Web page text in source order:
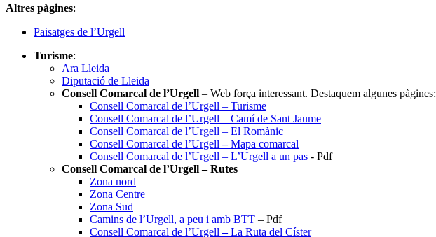
Altres pàgines:
Paisatges de l’Urgell
Turisme:
Ara Lleida
Diputació de Lleida
Consell Comarcal de l’Urgell – Web força interessant. Destaquem algunes pàgines:
Consell Comarcal de l’Urgell – Turisme
Consell Comarcal de l’Urgell – Camí de Sant Jaume
Consell Comarcal de l’Urgell – El Romànic
Consell Comarcal de l’Urgell –Mapa comarcal
Consell Comarcal de l’Urgell – L’Urgell a un pas - Pdf
Consell Comarcal de l’Urgell – Rutes
Zona nord
Zona Centre
Zona Sud
Camins de l’Urgell, a peu i amb BTT – Pdf
Consell Comarcal de l’Urgell –La Ruta del Císter